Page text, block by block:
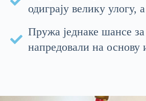
одиграју велику
Пружа једнаке шансе
напредовали на основу